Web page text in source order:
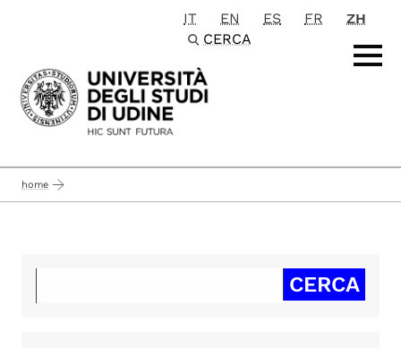
Passa al contenuto principale
IT EN ES FR
ZH
CERCA
home